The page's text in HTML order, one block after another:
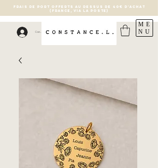
Connexion
FRAIS DE PORT OFFERTS AU DESSUS DE 40€ D'ACHAT
(France, via la poste)
ME
NU